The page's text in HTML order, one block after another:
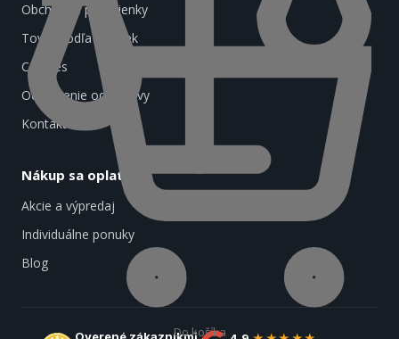
Do košíka
Obchodné podmienky
Tovar podľa značiek
Cookies
Odstúpenie od zmluvy
Kontakt
Nákup sa oplatí
Akcie a výpredaj
Individuálne ponuky
Blog